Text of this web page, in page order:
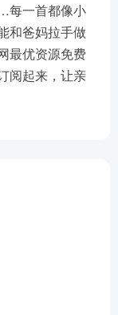
每一首都像小
和爸妈拉手做
最优资源免费
阅起来，让亲